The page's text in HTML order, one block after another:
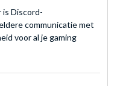
Discord-
communicatie met
voor al je gaming